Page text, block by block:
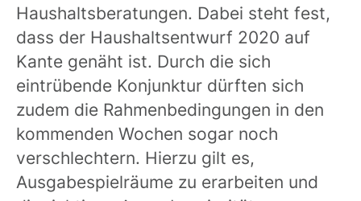
Haushaltsberatungen. Dabei steht fest,
dass der Haushaltsentwurf 2020 auf
Kante genäht ist. Durch die sich
eintrübende Konjunktur dürften sich
zudem die Rahmenbedingungen in den
kommenden Wochen sogar noch
verschlechtern. Hierzu gilt es,
Ausgabespielräume zu erarbeiten und